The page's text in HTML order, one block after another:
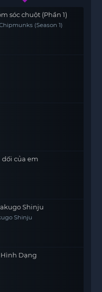
sóc chuột (Phần 1)
(Season 1)
dối của em
Shinju
Shinju
Hình Dạng